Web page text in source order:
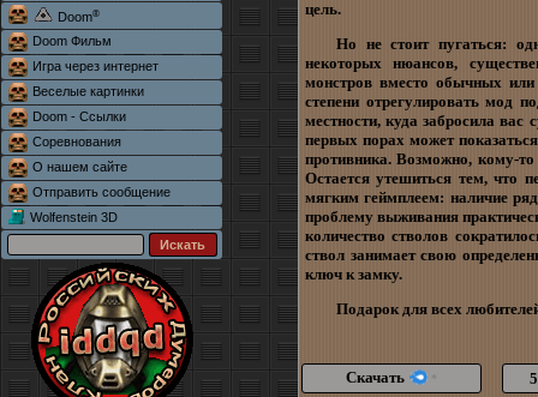
Doom®
Doom Фильм
Игра через интернет
Веселые картинки
Doom - Ссылки
Соревнования
О нашем сайте
Отправить сообщение
Wolfenstein 3D
цель.
Но не стоит пугаться:
некоторых нюансов,
монстров вместо обычных или
степени отрегулировать мод
местности, куда забросила
первых порах может
противника. Возможно, кому-
Остается утешиться тем, что
мягким геймплеем: наличие
проблему выживания
количество стволов
ствол занимает свою
ключ к замку.
Подарок для всех
Скачать *